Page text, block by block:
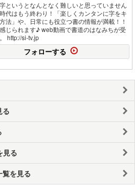
というとなんとなく難しいと思っていません
代はもう終わり！「楽しくカンタンに字をキ
法」や、日常にも役立つ書の情報が満載！！
じられます♪ web動画で書道のはなみちが受
http://si-tv.jp
フォローする
る
見る
覧を見る